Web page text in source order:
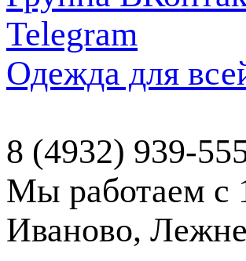
Telegram
Одежда для
8 (4932) 939-
Мы работаем с
Иваново,